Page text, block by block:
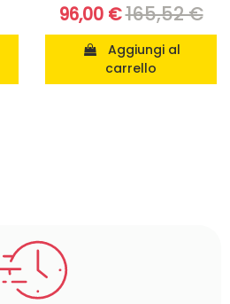
96,00 €165,52 €
carrello